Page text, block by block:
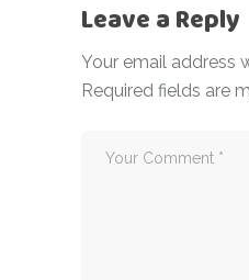
Leave a Reply
Your email address
Required fields are